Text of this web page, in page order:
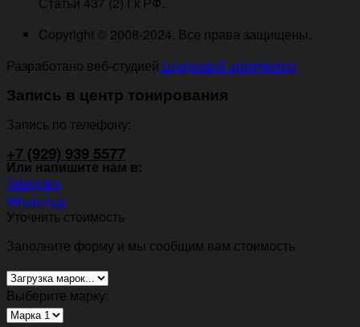
Copyright © 2008-2024. Все права защищены.
Разработано веб-студией Цифровой архитектор
Запись в центр тонирования
Запись по телефону:
+7 (929) 939 5577
Или напишите нам в:
Telegram
WhatsApp
Уточнить стоимость
Заполните форму и мы сообщим вам стоимость
Выберите марку: